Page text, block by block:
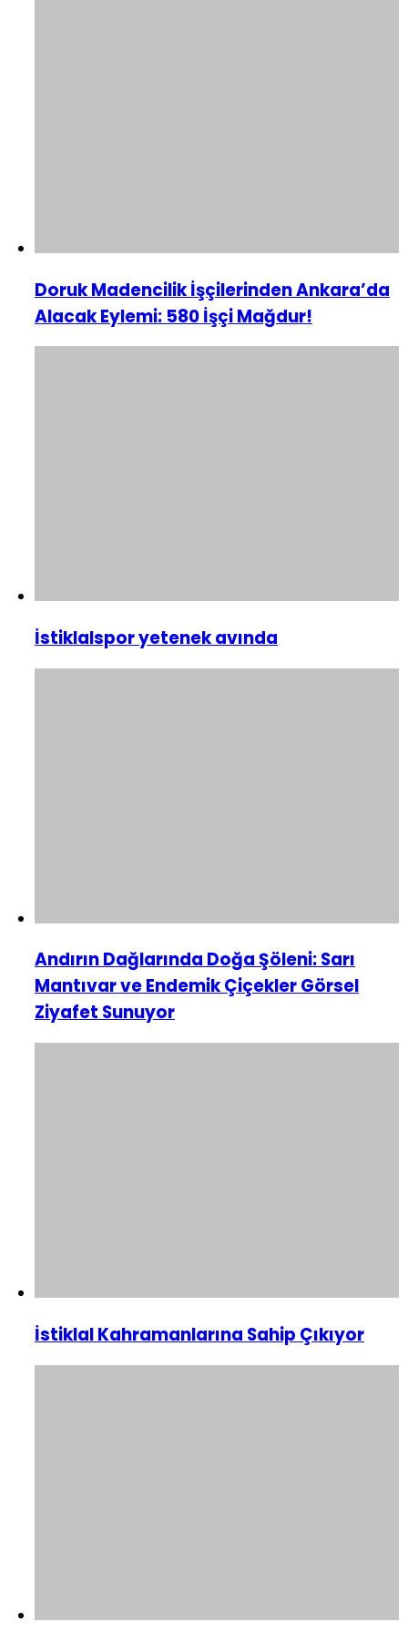
Doruk Madencilik İşçilerinden Ankara’da
Alacak Eylemi: 580 İşçi Mağdur!
İstiklalspor yetenek avında
Andırın Dağlarında Doğa Şöleni: Sarı
Mantıvar ve Endemik Çiçekler Görsel
Ziyafet Sunuyor
İstiklal Kahramanlarına Sahip Çıkıyor